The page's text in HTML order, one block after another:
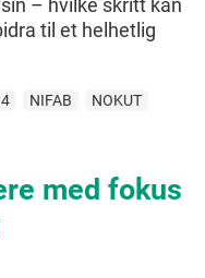
til et helhetlig
NIFAB
NOKUT
med fokus